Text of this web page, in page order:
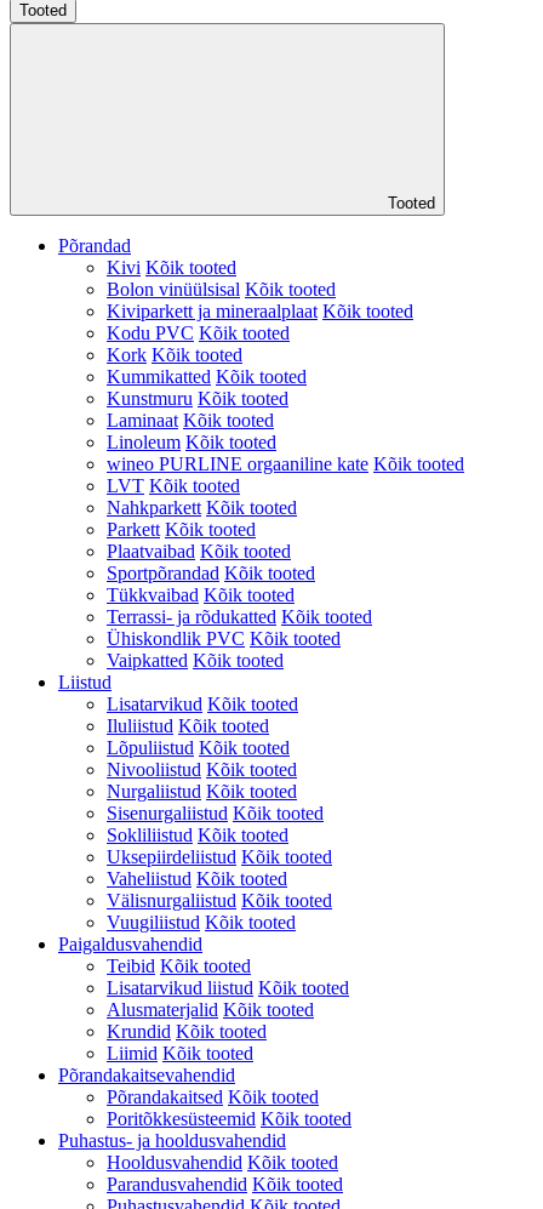
Tooted
Tooted
Põrandad
Kivi Kõik tooted
Bolon vinüülsisal Kõik tooted
Kiviparkett ja mineraalplaat Kõik tooted
Kodu PVC Kõik tooted
Kork Kõik tooted
Kummikatted Kõik tooted
Kunstmuru Kõik tooted
Laminaat Kõik tooted
Linoleum Kõik tooted
wineo PURLINE orgaaniline kate Kõik tooted
LVT Kõik tooted
Nahkparkett Kõik tooted
Parkett Kõik tooted
Plaatvaibad Kõik tooted
Sportpõrandad Kõik tooted
Tükkvaibad Kõik tooted
Terrassi- ja rõdukatted Kõik tooted
Ühiskondlik PVC Kõik tooted
Vaipkatted Kõik tooted
Liistud
Lisatarvikud Kõik tooted
Iluliistud Kõik tooted
Lõpuliistud Kõik tooted
Nivooliistud Kõik tooted
Nurgaliistud Kõik tooted
Sisenurgaliistud Kõik tooted
Sokliliistud Kõik tooted
Uksepiirdeliistud Kõik tooted
Vaheliistud Kõik tooted
Välisnurgaliistud Kõik tooted
Vuugiliistud Kõik tooted
Paigaldusvahendid
Teibid Kõik tooted
Lisatarvikud liistud Kõik tooted
Alusmaterjalid Kõik tooted
Krundid Kõik tooted
Liimid Kõik tooted
Põrandakaitsevahendid
Põrandakaitsed Kõik tooted
Poritõkkesüsteemid Kõik tooted
Puhastus- ja hooldusvahendid
Hooldusvahendid Kõik tooted
Parandusvahendid Kõik tooted